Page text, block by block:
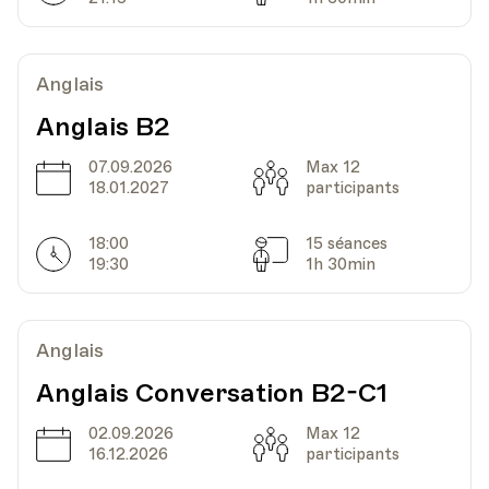
Av. de Cour 33
Date18.09.2025
Lieu
HEP - Haute Ecole Pédagogique - Salle 717
1005, Lausanne
Date25.09.2025 Heure
18.00
HEP - Haute Ecole Pédagogique - Salle 717
Av. de Cour 33
Anglais
Anglais B2
Date
07.09.2026
18.01.2027
Capacité
Max 12
participants
Horarires
18:00
19:30
Séances
15 séances
1h 30min
Anglais
Anglais Conversation B2-C1
Date
02.09.2026
16.12.2026
Capacité
Max 12
participants